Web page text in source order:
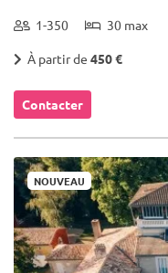
1-350 30 max
À partir de 450 €
Contacter
NOUVEAU